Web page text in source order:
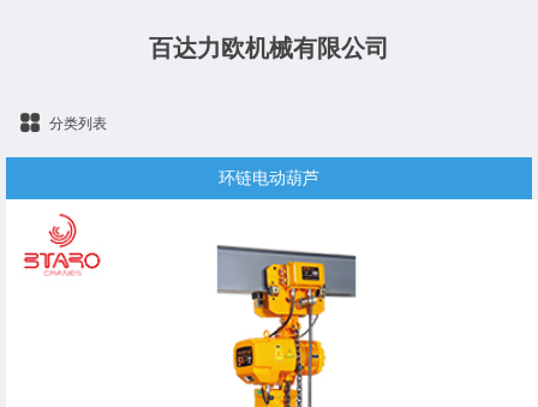
百达力欧机械有限公司
分类列表
环链电动葫芦